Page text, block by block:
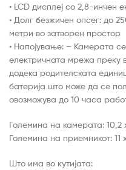
• LCD дисплеј со 2,8-инчен
• Долг безжичен опсег: до
метри во затворен простор
• Напојување: – Камерата
електричната мрежа преку
додека родителската
батерија што може да се
овозможува до 10 часа
Големина на камерата: 10,2
Големина на приемникот: 11
Што има во кутијата: